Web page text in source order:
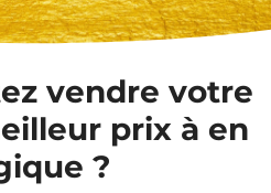
vendre votre
prix à en
?